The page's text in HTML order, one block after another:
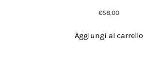
€58,00
Aggiungi al carrello